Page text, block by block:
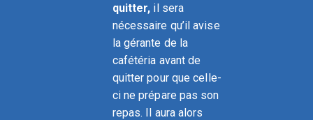
quitter, il sera
nécessaire qu’il avise
la gérante de la
cafétéria avant de
quitter pour que celle-
ci ne prépare pas son
repas. Il aura alors